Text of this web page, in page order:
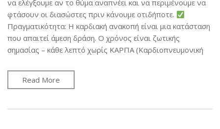
να ελέγξουμε αν το θύμα αναπνέει και να περιμένουμε να
φτάσουν οι διασώστες πριν κάνουμε οτιδήποτε.
Πραγματικότητα: Η καρδιακή ανακοπή είναι μια κατάσταση
που απαιτεί άμεση δράση. Ο χρόνος είναι ζωτικής
σημασίας – κάθε λεπτό χωρίς ΚΑΡΠΑ (Καρδιοπνευμονική
Read More